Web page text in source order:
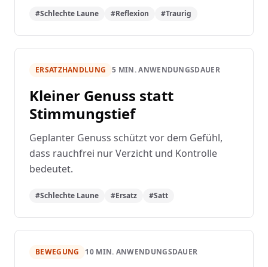
#Schlechte Laune #Reflexion #Traurig
ERSATZHANDLUNG 5 MIN. ANWENDUNGSDAUER
Kleiner Genuss statt
Stimmungstief
Geplanter Genuss schützt vor dem Gefühl,
dass rauchfrei nur Verzicht und Kontrolle
bedeutet.
#Schlechte Laune #Ersatz #Satt
BEWEGUNG 10 MIN. ANWENDUNGSDAUER